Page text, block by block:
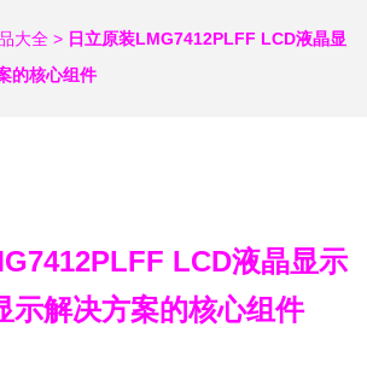
大全 > 日立原装LMG7412PLFF LCD液晶显
的核心组件
LCD液晶显示
示解决方案的核心组件